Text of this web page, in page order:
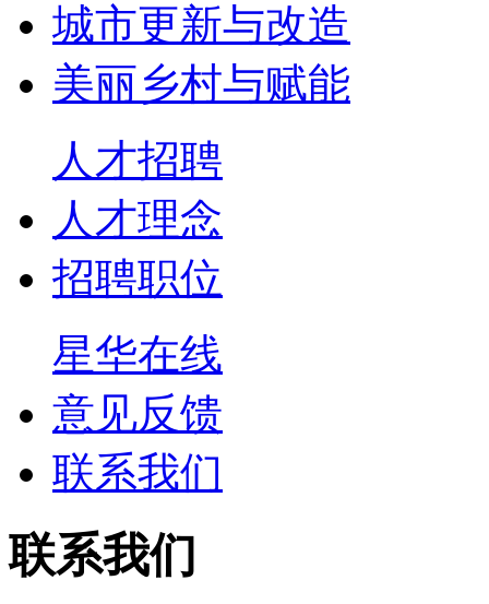
城市更新与改造
美丽乡村与赋能
人才招聘
人才理念
招聘职位
星华在线
意见反馈
联系我们
联系我们